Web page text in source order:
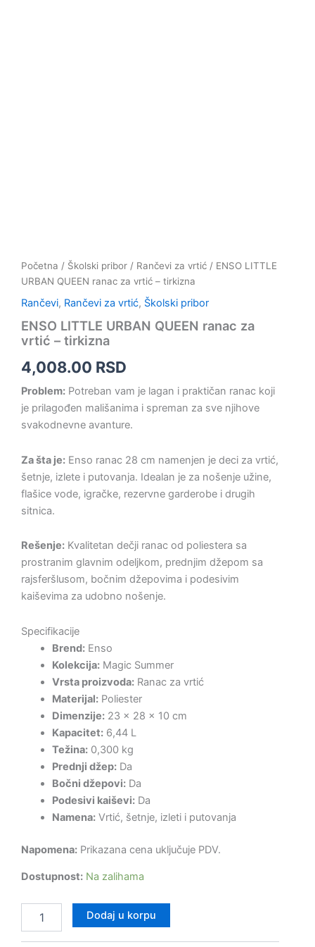
Početna / Školski pribor / Rančevi za vrtić / ENSO LITTLE
URBAN QUEEN ranac za vrtić – tirkizna
Rančevi, Rančevi za vrtić, Školski pribor
ENSO LITTLE URBAN QUEEN ranac za
vrtić – tirkizna
4,008.00 RSD
Problem: Potreban vam je lagan i praktičan ranac koji
je prilagođen mališanima i spreman za sve njihove
svakodnevne avanture.
Za šta je: Enso ranac 28 cm namenjen je deci za vrtić,
šetnje, izlete i putovanja. Idealan je za nošenje užine,
flašice vode, igračke, rezervne garderobe i drugih
sitnica.
Rešenje: Kvalitetan dečji ranac od poliestera sa
prostranim glavnim odeljkom, prednjim džepom sa
rajsferšlusom, bočnim džepovima i podesivim
kaiševima za udobno nošenje.
Specifikacije
Brend:Enso
Kolekcija:Magic Summer
Vrsta proizvoda:Ranac za vrtić
Materijal:Poliester
Dimenzije:23 × 28 × 10 cm
Kapacitet:6,44 L
Težina:0,300 kg
Prednji džep:Da
Bočni džepovi:Da
Podesivi kaiševi:Da
Namena:Vrtić, šetnje, izleti i putovanja
Napomena: Prikazana cena uključuje PDV.
Dostupnost: Na zalihama
Dodaj u korpu